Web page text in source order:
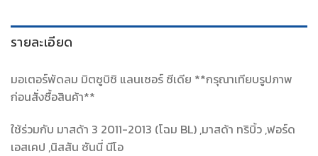
รายละเอียด
มอเตอร์พัดลม มิตซูบิชิ แลนเซอร์ ซีเดีย **กรุณาเทียบรูปภาพ
ก่อนสั่งซื้อสินค้า**
ใช้ร่วมกับ มาสด้า 3 2011-2013 (โฉม BL) ,มาสด้า ทริบิ้ว ,ฟอร์ด
เอสเคป ,นิสสัน ซันนี่ นีโอ